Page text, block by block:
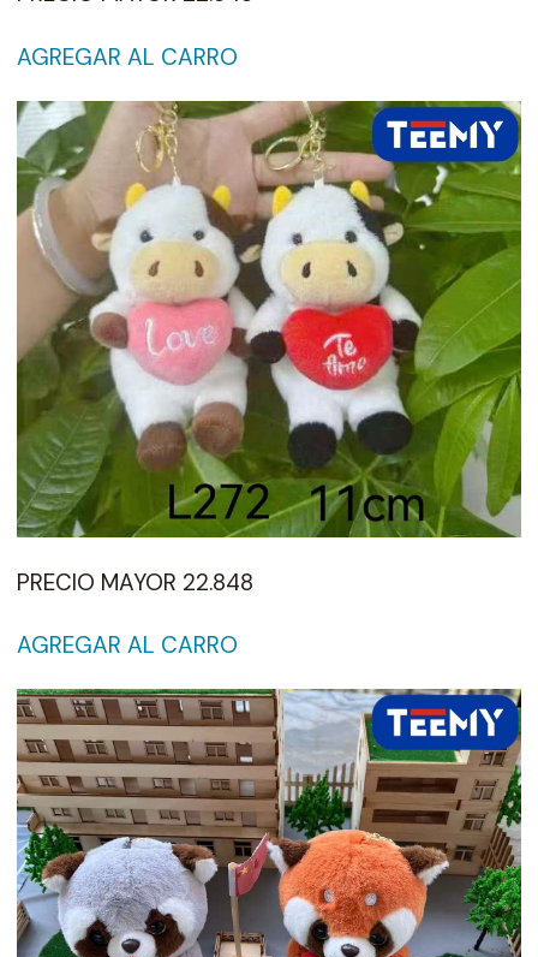
AGREGAR AL CARRO
PRECIO MAYOR 22.848
AGREGAR AL CARRO